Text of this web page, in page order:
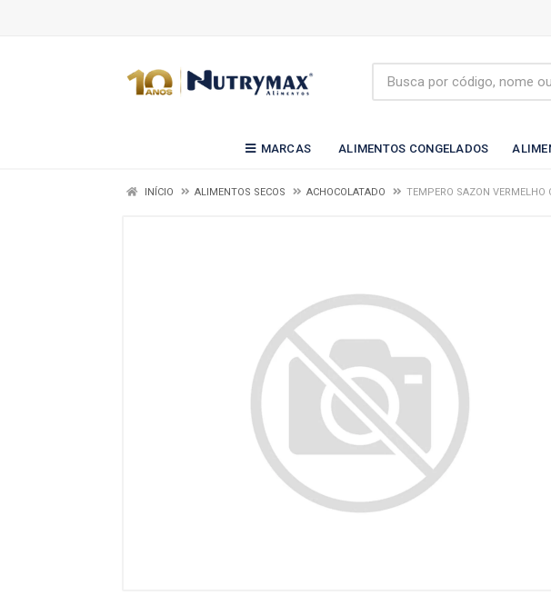
MARCAS ALIMENTOS CONGELADOS
INÍCIO ALIMENTOS SECOS ACHOCOLATADO TEMPERO SAZON VERMELHO